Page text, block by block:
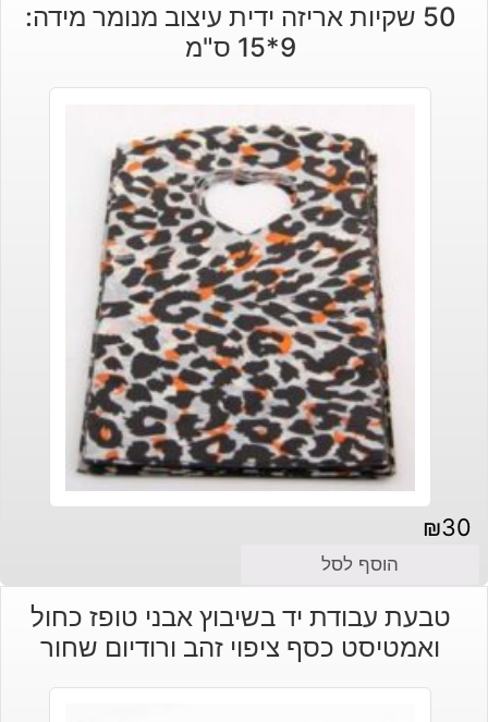
50 שקיות אריזה ידית עיצוב מנומר מידה:
9*15 ס"מ
₪30
הוסף לסל
טבעת עבודת יד בשיבוץ אבני טופז כחול
ואמטיסט כסף ציפוי זהב ורודיום שחור